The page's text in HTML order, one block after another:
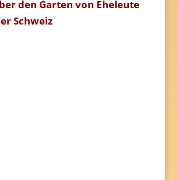
den Garten von Eheleute
Schweiz